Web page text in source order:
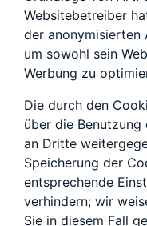
Websitebetreiber
der anonymisierten
um sowohl sein
Werbung zu
Die durch den
über die
an Dritte
Speicherung der
entsprechende
verhindern; wir
Sie in diesem Fall